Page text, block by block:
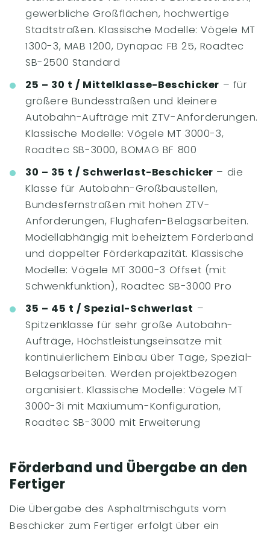
gewerbliche Großflächen, hochwertige
Stadtstraßen. Klassische Modelle: Vögele MT
1300-3, MAB 1200, Dynapac FB 25, Roadtec
SB-2500 Standard
25 – 30 t / Mittelklasse-Beschicker – für
größere Bundesstraßen und kleinere
Autobahn-Aufträge mit ZTV-Anforderungen.
Klassische Modelle: Vögele MT 3000-3,
Roadtec SB-3000, BOMAG BF 800
30 – 35 t / Schwerlast-Beschicker – die
Klasse für Autobahn-Großbaustellen,
Bundesfernstraßen mit hohen ZTV-
Anforderungen, Flughafen-Belagsarbeiten.
Modellabhängig mit beheiztem Förderband
und doppelter Förderkapazität. Klassische
Modelle: Vögele MT 3000-3 Offset (mit
Schwenkfunktion), Roadtec SB-3000 Pro
35 – 45 t / Spezial-Schwerlast –
Spitzenklasse für sehr große Autobahn-
Aufträge, Höchstleistungseinsätze mit
kontinuierlichem Einbau über Tage, Spezial-
Belagsarbeiten. Werden projektbezogen
organisiert. Klassische Modelle: Vögele MT
3000-3i mit Maxiumum-Konfiguration,
Roadtec SB-3000 mit Erweiterung
Förderband und Übergabe an den
Fertiger
Die Übergabe des Asphaltmischguts vom
Beschicker zum Fertiger erfolgt über ein